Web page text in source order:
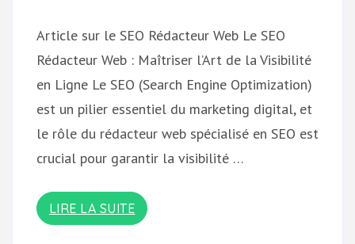
Article sur le SEO Rédacteur Web Le SEO
Rédacteur Web : Maîtriser l’Art de la Visibilité
en Ligne Le SEO (Search Engine Optimization)
est un pilier essentiel du marketing digital, et
le rôle du rédacteur web spécialisé en SEO est
crucial pour garantir la visibilité …
LIRE LA SUITE